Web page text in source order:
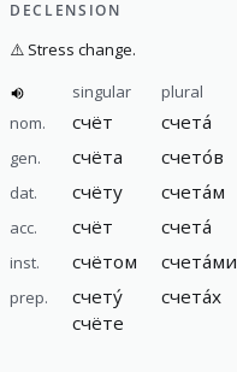
DECLENSION
⚠️ Stress change.
singular
plural
nom.
счёт счета́
gen. счёта счето́в
dat. счёту счета́м
acc. счёт счета́
inst. счётом счета́ми
prep.
счету́
счёте
счета́х